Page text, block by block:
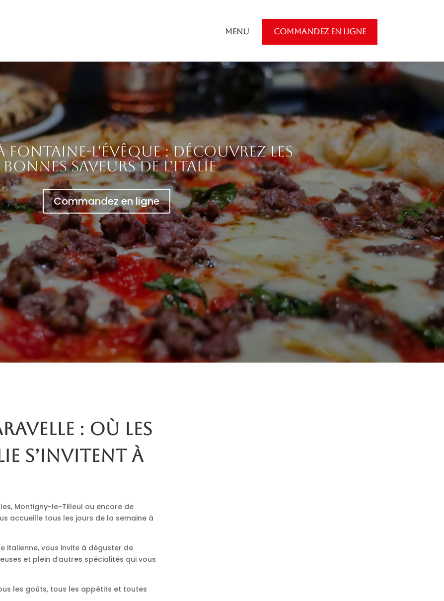
Menu COMMANDEZ EN LIGNE
Fontaine-l'Évêque : découvrez les
bonnes saveurs de l’Italie
Commandez en ligne
: où les
s’invitent à
Montigny-le-Tilleul ou encore de
accueille tous les jours de la semaine à
italienne, vous invite à déguster de
et plein d’autres spécialités qui vous
les goûts, tous les appétits et toutes